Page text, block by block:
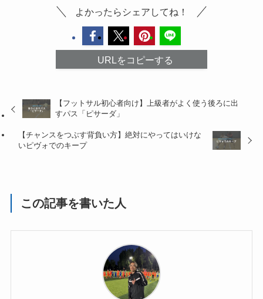
よかったらシェアしてね！
URLをコピーする
【フットサル初心者向け】上級者がよく使う後ろに出
すパス「ピサーダ」
【チャンスをつぶす背負い方】絶対にやってはいけな
いピヴォでのキープ
この記事を書いた人